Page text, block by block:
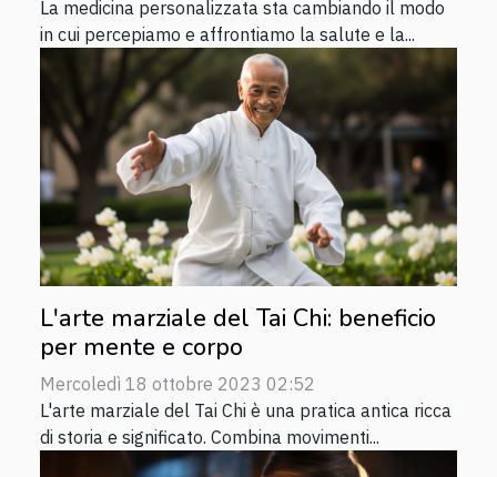
La medicina personalizzata sta cambiando il modo
in cui percepiamo e affrontiamo la salute e la...
L'arte marziale del Tai Chi: beneficio
per mente e corpo
Mercoledì 18 ottobre 2023 02:52
L'arte marziale del Tai Chi è una pratica antica ricca
di storia e significato. Combina movimenti...